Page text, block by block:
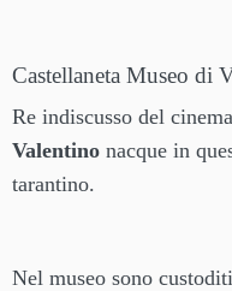
Castellaneta Museo di
Re indiscusso del
Valentino nacque in
tarantino.
Nel museo sono